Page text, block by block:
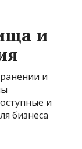
и
и
и
бизнеса